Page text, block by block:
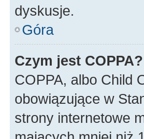
dyskusje.
Góra
Czym jest COPPA?
COPPA, albo Child
obowiązujące w
strony internetowe